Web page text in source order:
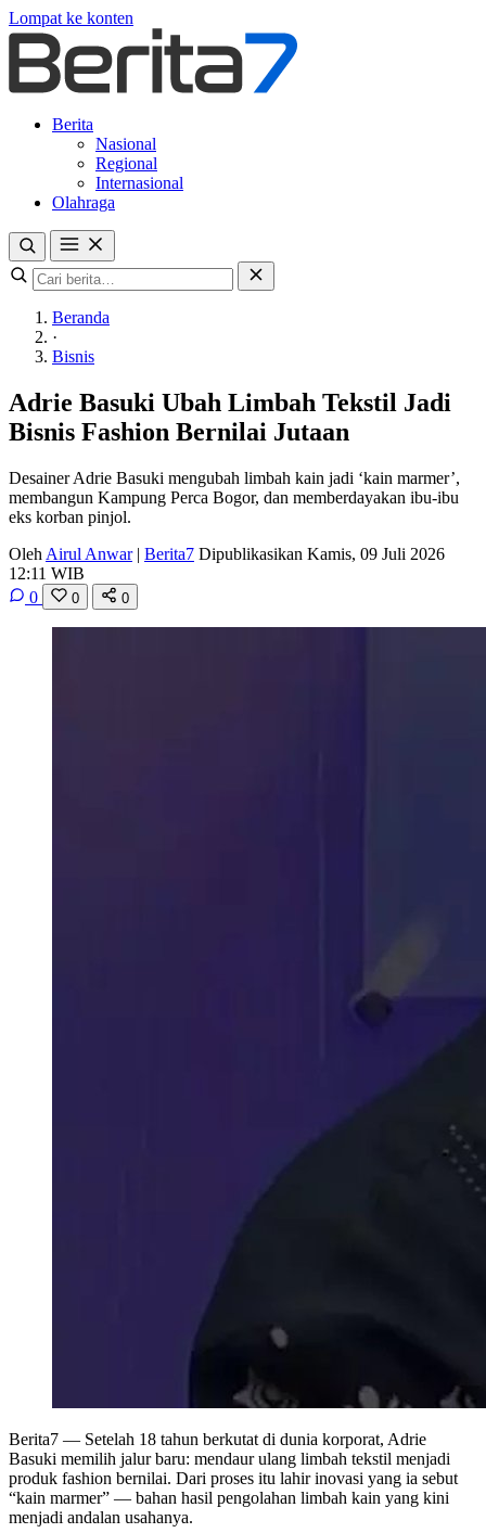
Lompat ke konten
Berita
Nasional
Regional
Internasional
Olahraga
Beranda
·
Bisnis
Adrie Basuki Ubah Limbah Tekstil Jadi
Bisnis Fashion Bernilai Jutaan
Desainer Adrie Basuki mengubah limbah kain jadi ‘kain marmer’,
membangun Kampung Perca Bogor, dan memberdayakan ibu-ibu
eks korban pinjol.
Oleh Airul Anwar | Berita7 Dipublikasikan Kamis, 09 Juli 2026
12:11 WIB
0
0 0
Berita7 — Setelah 18 tahun berkutat di dunia korporat, Adrie
Basuki memilih jalur baru: mendaur ulang limbah tekstil menjadi
produk fashion bernilai. Dari proses itu lahir inovasi yang ia sebut
“kain marmer” — bahan hasil pengolahan limbah kain yang kini
menjadi andalan usahanya.